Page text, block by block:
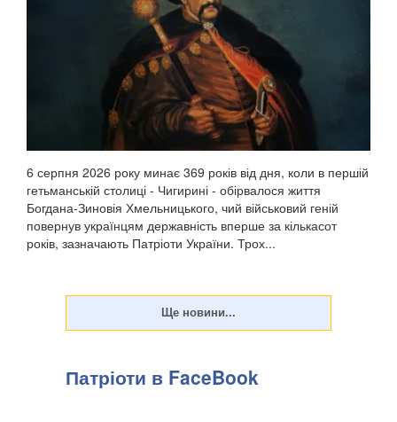
6 серпня 2026 року минає 369 років від дня, коли в першій
гетьманській столиці - Чигирині - обірвалося життя
Богдана-Зиновія Хмельницького, чий військовий геній
повернув українцям державність вперше за кількасот
років, зазначають Патріоти України. Трох...
Патріоти в FaceBook